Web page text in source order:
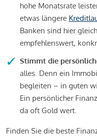
hohe Monatsrate
etwas längere
Banken sind hier
empfehlenswert,
Stimmt die
alles. Denn ein
begleiten – in guten
Ein persönlicher
da oft Gold wert.
Finden Sie die beste